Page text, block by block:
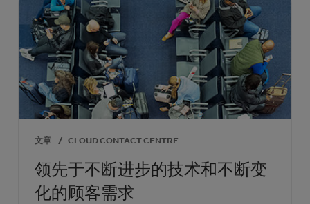
文章 / CLOUD CONTACT CENTRE
领先于不断进步的技术和不断变
化的顾客需求